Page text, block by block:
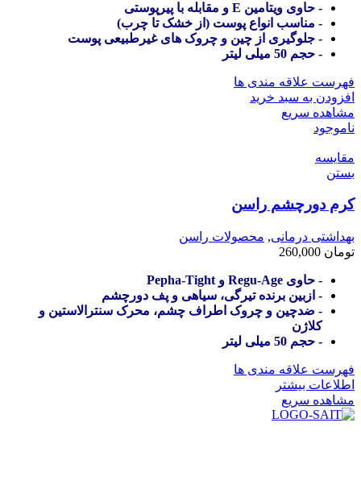
- حاوی ویتامین E و مقابله با پیرپوستی
- مناسب انواع پوست (از خشک تا چرب)
- جلوگیری از چین و چروک های غیرطبیعی پوست
- حجم 50 میلی لیتر
فهرست علاقه مندی ها
افزودن به سبد خرید
مشاهده سریع
ناموجود
مقایسه
بستن
کرم دورچشم راسن
بهداشتی درمانی, محصولات راسن
تومان
- حاوی Regu-Age و Pepha-Tight
- ازبین برنده تیرگی، سیاهی و پف دورچشم
- ضدچین و چروک اطراف چشم، محرک سنترالاستین و
کلاژن
- حجم 50 میلی لیتر
فهرست علاقه مندی ها
اطلاعات بیشتر
مشاهده سریع